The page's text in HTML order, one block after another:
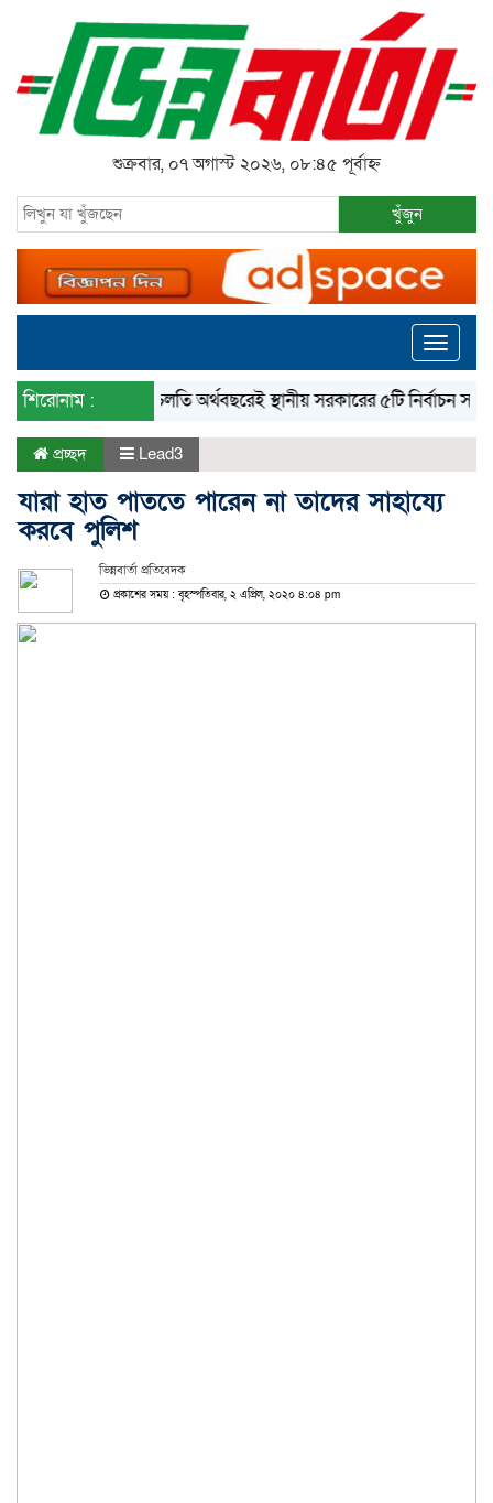
শুক্রবার, ০৭ অগাস্ট ২০২৬, ০৮:৪৫ পূর্বাহ্ন
খুঁজুন
Toggle
শিরোনাম : ‘চলতি অর্থবছরেই স্থানীয় সরকারের ৫টি নির্বাচন সম্পন্ন হবে’
প্রচ্ছদ Lead3
যারা হাত পাততে পারেন না তাদের সাহায্যে
করবে পুলিশ
ভিন্নবার্তা প্রতিবেদক
প্রকাশের সময় : বৃহস্পতিবার, ২ এপ্রিল, ২০২০ ৪:০৪ pm